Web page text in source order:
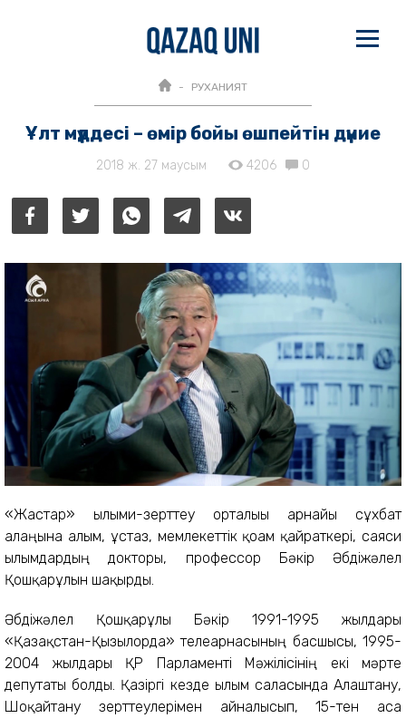
РУХАНИЯТ
Ұлт мүддесі – өмір бойы өшпейтін дүние
2018 ж. 27 маусым 4206 0
«Жастар» ғылыми-зерттеу орталығы арнайы сұхбат
алаңына ғалым, ұстаз, мемлекеттік қоғам қайраткері, саяси
ғылымдардың докторы, профессор Бәкір Әбдіжәлел
Қошқарұлын шақырды.
Әбдіжәлел Қошқарұлы Бәкір 1991-1995 жылдары
«Қазақстан-Қызылорда» телеарнасының басшысы, 1995-
2004 жылдары ҚР Парламенті Мәжілісінің екі мәрте
депутаты болды. Қазіргі кезде ғылым саласында Алаштану,
Шоқайтану зерттеулерімен айналысып, 15-тен аса